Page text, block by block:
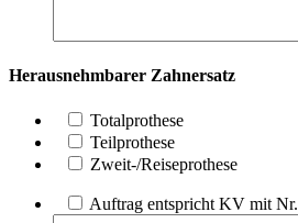
Herausnehmbarer Zahnersatz
Totalprothese
Teilprothese
Zweit-/Reiseprothese
Auftrag entspricht KV mit Nr.